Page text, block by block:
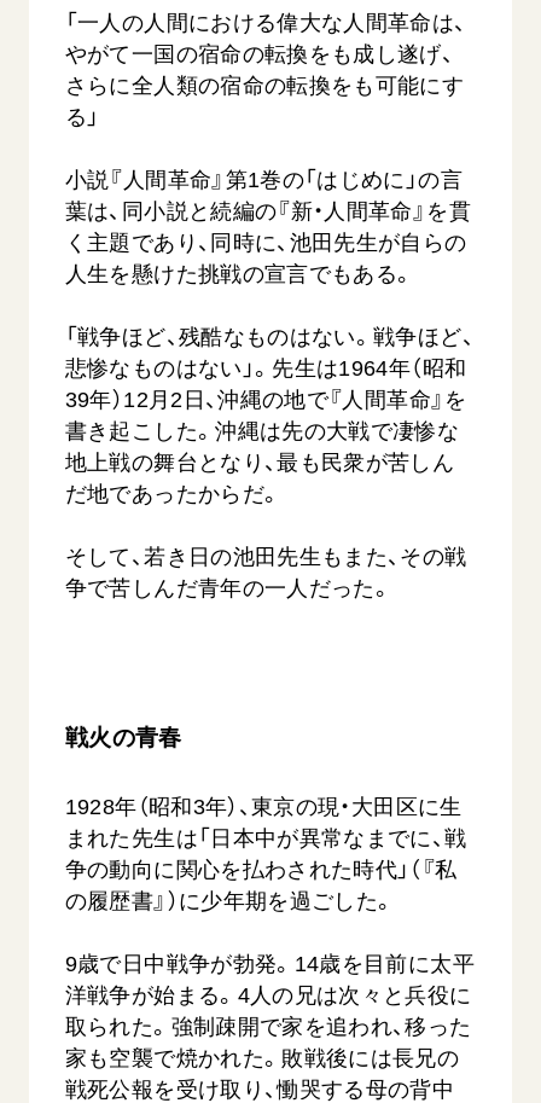
【被爆証言】「原爆の子」として生きた80年
広島県 早志百…
2026.08.06
「一人の人間における偉大な人間革命は、
やがて一国の宿命の転換をも成し遂げ、
さらに全人類の宿命の転換をも可能にす
る」
小説『人間革命』第1巻の「はじめに」の言
葉は、同小説と続編の『新・人間革命』を貫
く主題であり、同時に、池田先生が自らの
人生を懸けた挑戦の宣言でもある。
「戦争ほど、残酷なものはない。戦争ほど、
悲惨なものはない」。先生は1964年（昭和
39年）12月2日、沖縄の地で『人間革命』を
書き起こした。沖縄は先の大戦で凄惨な
地上戦の舞台となり、最も民衆が苦しん
だ地であったからだ。
そして、若き日の池田先生もまた、その戦
争で苦しんだ青年の一人だった。
戦火の青春
1928年（昭和3年）、東京の現・大田区に生
まれた先生は「日本中が異常なまでに、戦
争の動向に関心を払わされた時代」（『私
の履歴書』）に少年期を過ごした。
9歳で日中戦争が勃発。14歳を目前に太平
洋戦争が始まる。4人の兄は次々と兵役に
取られた。強制疎開で家を追われ、移った
家も空襲で焼かれた。敗戦後には長兄の
戦死公報を受け取り、慟哭する母の背中